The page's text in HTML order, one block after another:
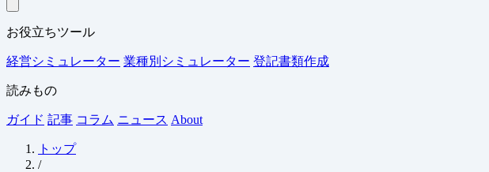
お役立ちツール
経営シミュレーター 業種別シミュレーター 登記書類作成
読みもの
ガイド 記事 コラム ニュース About
トップ
/